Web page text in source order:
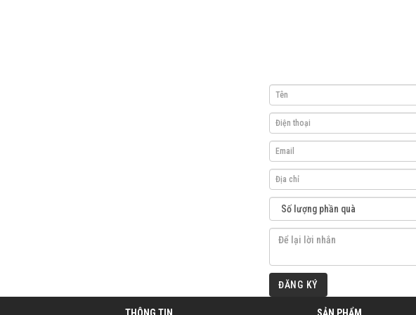
ĐĂNG KÝ
THÔNG TIN SẢN PHẨM